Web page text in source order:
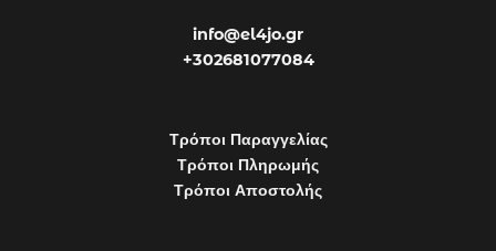
info@el4jo.gr
+302681077084
Τρόποι Παραγγελίας
Τρόποι Πληρωμής
Τρόποι Αποστολής